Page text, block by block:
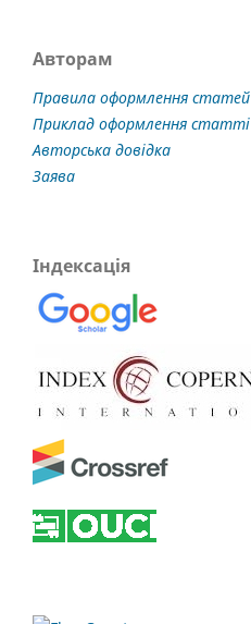
Авторам
Правила оформлення статей
Приклад оформлення статті
Авторська довідка
Заява
Індексація